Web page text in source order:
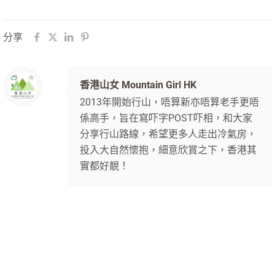
分享
香港山女 Mountain Girl HK
2013年開始行山，唔算新亦唔算老手更唔
係高手，旨在寫吓字POST吓相，和大家
分享行山路線，希望更多人走出冷氣房，
投入大自然懷抱，細意欣賞之下，香港其
實都好靚！